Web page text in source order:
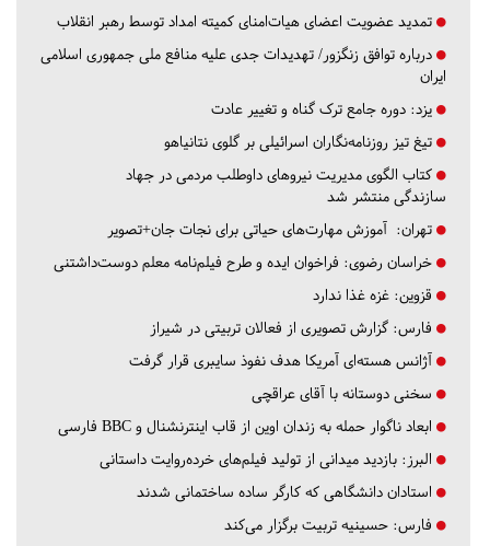
تمدید عضویت اعضای هیات‌امنای کمیته امداد توسط رهبر انقلاب
درباره توافق زنگزور/ تهدیدات جدی علیه منافع ملی جمهوری اسلامی
ایران
یزد: دوره جامع ترک گناه و تغییر عادت
تیغ تیز روزنامه‌نگاران اسرائیلی بر گلوی نتانیاهو
کتاب الگوی مدیریت نیروهای داوطلب مردمی در جهاد
سازندگی منتشر شد
تهران: آموزش مهارت‌های حیاتی برای نجات جان+تصویر
خراسان رضوی: فراخوان ایده و طرح فیلم‌نامه معلم دوست‌داشتنی
قزوین: غزه غذا ندارد
فارس: گزارش تصویری از فعالان تربیتی در شیراز
آژانس هسته‌ای آمریکا هدف نفوذ سایبری قرار گرفت
سخنی دوستانه با آقای عراقچی
ابعاد ناگوار حمله به زندان اوین از قاب اینترنشنال و BBC فارسی
البرز: بازدید میدانی از تولید فیلم‌های خرده‌روایت داستانی
استادان دانشگاهی که کارگر ساده ساختمانی شدند
فارس: حسینیه تربیت برگزار می‌کند